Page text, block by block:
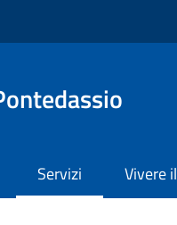
Servizi Vivere